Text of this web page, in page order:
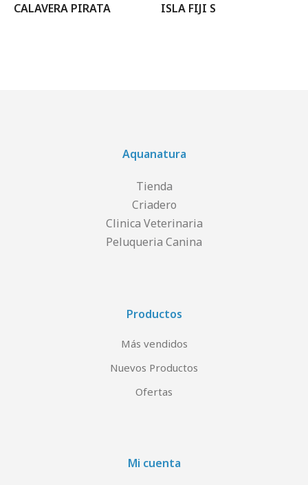
CALAVERA PIRATA ISLA FIJI S
Aquanatura
Tienda
Criadero
Clinica Veterinaria
Peluqueria Canina
Productos
Más vendidos
Nuevos Productos
Ofertas
Mi cuenta